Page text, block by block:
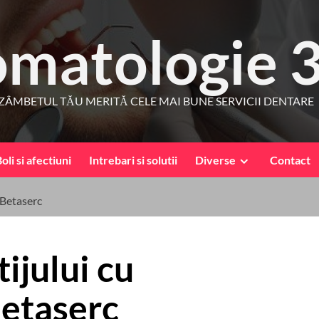
TĂU MERITĂ CELE MAI BUNE SERVICII DENTARE
si afectiuni Intrebari si solutii Diverse Contact
cu